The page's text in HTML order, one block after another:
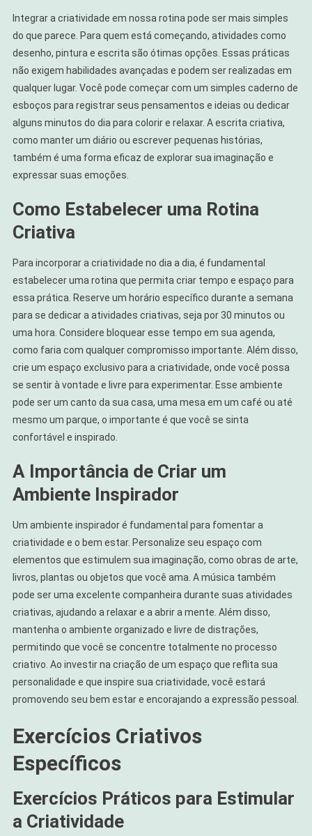
Integrar a criatividade em nossa rotina pode ser mais simples
do que parece. Para quem está começando, atividades como
desenho, pintura e escrita são ótimas opções. Essas práticas
não exigem habilidades avançadas e podem ser realizadas em
qualquer lugar. Você pode começar com um simples caderno de
esboços para registrar seus pensamentos e ideias ou dedicar
alguns minutos do dia para colorir e relaxar. A escrita criativa,
como manter um diário ou escrever pequenas histórias,
também é uma forma eficaz de explorar sua imaginação e
expressar suas emoções.
Como Estabelecer uma Rotina
Criativa
Para incorporar a criatividade no dia a dia, é fundamental
estabelecer uma rotina que permita criar tempo e espaço para
essa prática. Reserve um horário específico durante a semana
para se dedicar a atividades criativas, seja por 30 minutos ou
uma hora. Considere bloquear esse tempo em sua agenda,
como faria com qualquer compromisso importante. Além disso,
crie um espaço exclusivo para a criatividade, onde você possa
se sentir à vontade e livre para experimentar. Esse ambiente
pode ser um canto da sua casa, uma mesa em um café ou até
mesmo um parque, o importante é que você se sinta
confortável e inspirado.
A Importância de Criar um
Ambiente Inspirador
Um ambiente inspirador é fundamental para fomentar a
criatividade e o bem estar. Personalize seu espaço com
elementos que estimulem sua imaginação, como obras de arte,
livros, plantas ou objetos que você ama. A música também
pode ser uma excelente companheira durante suas atividades
criativas, ajudando a relaxar e a abrir a mente. Além disso,
mantenha o ambiente organizado e livre de distrações,
permitindo que você se concentre totalmente no processo
criativo. Ao investir na criação de um espaço que reflita sua
personalidade e que inspire sua criatividade, você estará
promovendo seu bem estar e encorajando a expressão pessoal.
Exercícios Criativos
Específicos
Exercícios Práticos para Estimular
a Criatividade